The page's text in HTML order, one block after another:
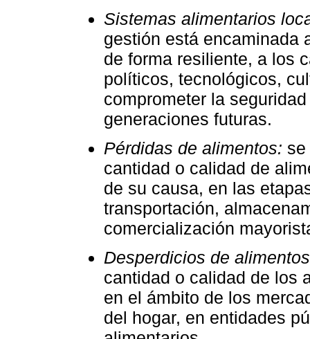
Sistemas alimentarios
gestión está encaminada
de forma resiliente, a los
políticos, tecnológicos,
comprometer la
generaciones futuras.
Pérdidas de alimentos: se
cantidad o calidad de
de su causa, en las
transportación,
comercialización
Desperdicios de
cantidad o calidad de los
en el ámbito de los
del hogar, en entidades